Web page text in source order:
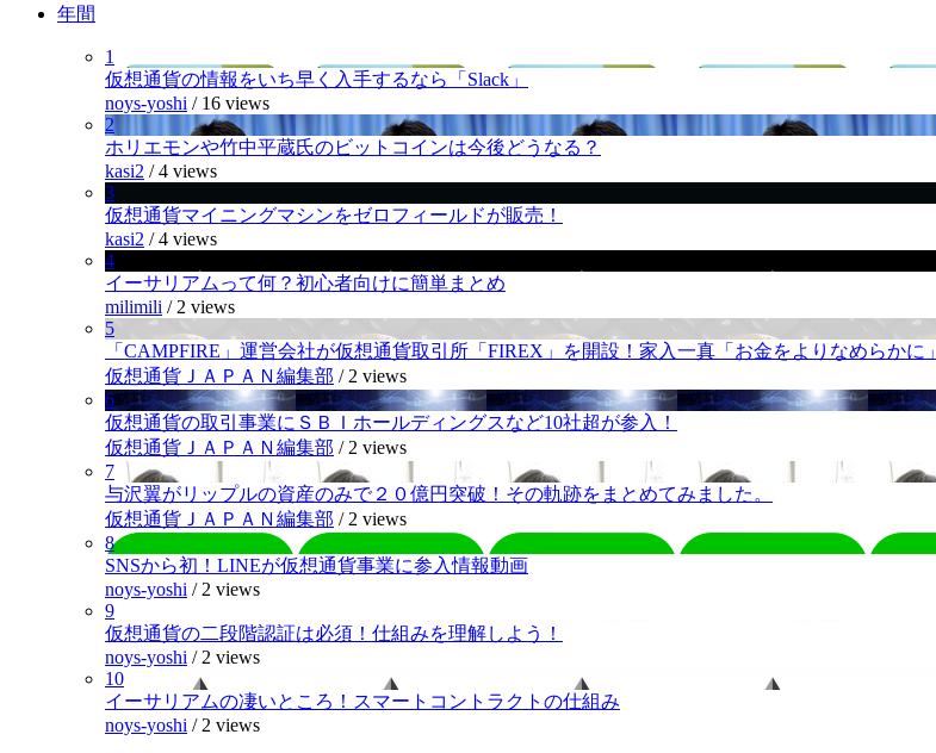
年間
1
仮想通貨の情報をいち早く入手するなら「Slack」
noys-yoshi / 16 views
2
ホリエモンや竹中平蔵氏のビットコインは今後どうなる？
kasi2 /4 views
3
仮想通貨マイニングマシンをゼロフィールドが販売！
kasi2 /4 views
4
イーサリアムって何？初心者向けに簡単まとめ
milimili / 2 views
5
「CAMPFIRE」運営会社が仮想通貨取引所「FIREX」を開設！家入一真「お金をよりなめらかに」
仮想通貨ＪＡＰＡＮ編集部 / 2 views
6
仮想通貨の取引事業にＳＢＩホールディングスなど10社超が参入！
仮想通貨ＪＡＰＡＮ編集部 / 2 views
7
与沢翼がリップルの資産のみで２０億円突破！その軌跡をまとめてみました。
仮想通貨ＪＡＰＡＮ編集部 / 2 views
8
SNSから初！LINEが仮想通貨事業に参入情報動画
noys-yoshi / 2 views
9
仮想通貨の二段階認証は必須！仕組みを理解しよう！
noys-yoshi / 2 views
10
イーサリアムの凄いところ！スマートコントラクトの仕組み
noys-yoshi / 2 views